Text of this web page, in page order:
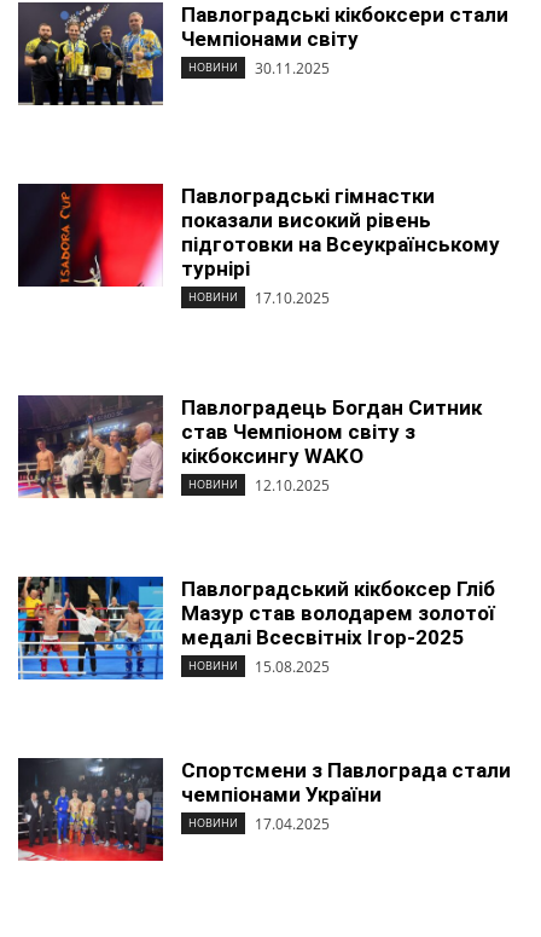
Павлоградські кікбоксери стали
Чемпіонами світу
НОВИНИ 30.11.2025
Павлоградські гімнастки
показали високий рівень
підготовки на Всеукраїнському
турнірі
НОВИНИ 17.10.2025
Павлоградець Богдан Ситник
став Чемпіоном світу з
кікбоксингу WAKO
НОВИНИ 12.10.2025
Павлоградський кікбоксер Гліб
Мазур став володарем золотої
медалі Всесвітніх Ігор-2025
НОВИНИ 15.08.2025
Спортсмени з Павлограда стали
чемпіонами України
НОВИНИ 17.04.2025